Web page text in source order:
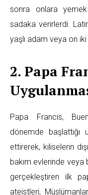
sonra onlara
sadaka verirlerdi.
yaşlı adam veya on
2. Papa
Papa Francis,
dönemde başlattığı
ettirerek, kiliselerin
bakım evlerinde veya
gerçekleştiren ilk
ateistleri,